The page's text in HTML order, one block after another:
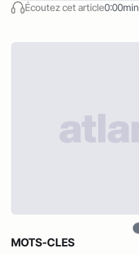
Écoutez cet article0:00min
MOTS-CLES